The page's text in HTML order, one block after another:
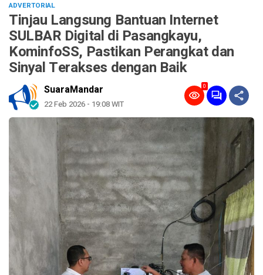
ADVERTORIAL
Tinjau Langsung Bantuan Internet
SULBAR Digital di Pasangkayu,
KominfoSS, Pastikan Perangkat dan
Sinyal Terakses dengan Baik
SuaraMandar
22 Feb 2026 - 19:08 WIT
0